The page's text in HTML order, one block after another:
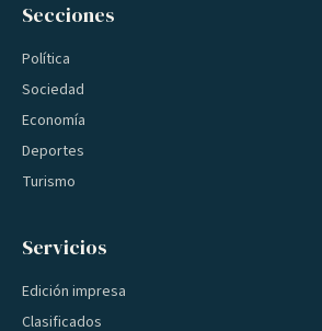
Secciones
Política
Sociedad
Economía
Deportes
Turismo
Servicios
Edición impresa
Clasificados